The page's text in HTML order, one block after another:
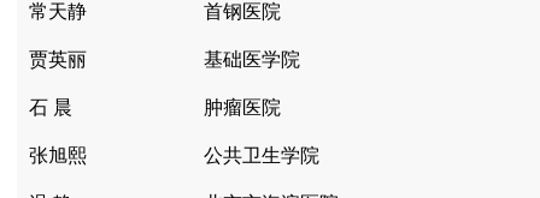
常天静 首钢医院
贾英丽 基础医学院
石 晨 肿瘤医院
张旭熙 公共卫生学院